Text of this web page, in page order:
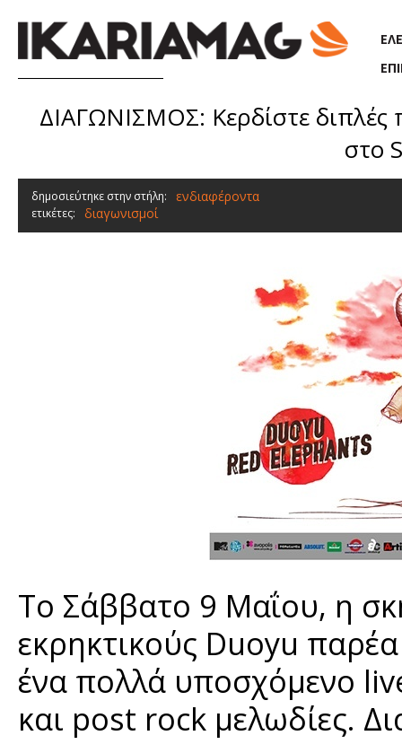
ΔΙΑΓΩΝΙΣΜΟΣ: Κερδίστε διπλές
στο
δημοσιεύτηκε στην στήλη: ενδιαφέροντα
ετικέτες: διαγωνισμοί
Το Σάββατο 9 Μαΐου, η
εκρηκτικούς Duoyu
ένα πολλά υποσχόμενο
και post rock μελωδίες.